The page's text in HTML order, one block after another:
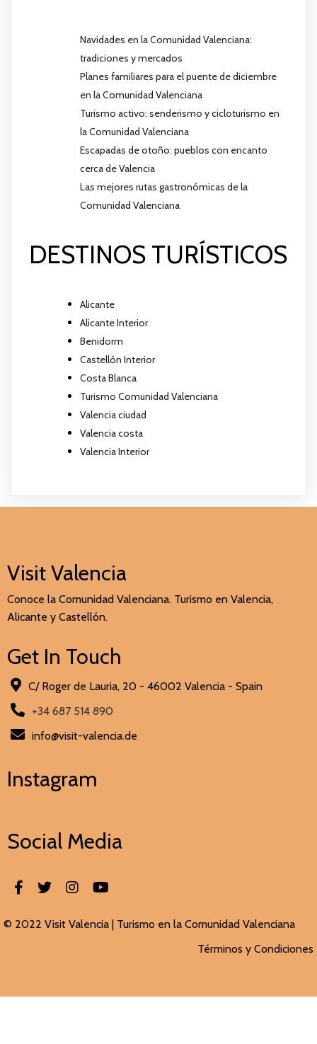
Navidades en la Comunidad Valenciana:
tradiciones y mercados
Planes familiares para el puente de diciembre
en la Comunidad Valenciana
Turismo activo: senderismo y cicloturismo en
la Comunidad Valenciana
Escapadas de otoño: pueblos con encanto
cerca de Valencia
Las mejores rutas gastronómicas de la
Comunidad Valenciana
DESTINOS TURÍSTICOS
Alicante
Alicante Interior
Benidorm
Castellón Interior
Costa Blanca
Turismo Comunidad Valenciana
Valencia ciudad
Valencia costa
Valencia Interior
Visit Valencia
Conoce la Comunidad Valenciana. Turismo en Valencia,
Alicante y Castellón.
Get In Touch
C/ Roger de Lauria, 20 - 46002 Valencia - Spain
+34 687 514 890
info@visit-valencia.de
Instagram
Social Media
© 2022 Visit Valencia | Turismo en la Comunidad Valenciana
Términos y Condiciones